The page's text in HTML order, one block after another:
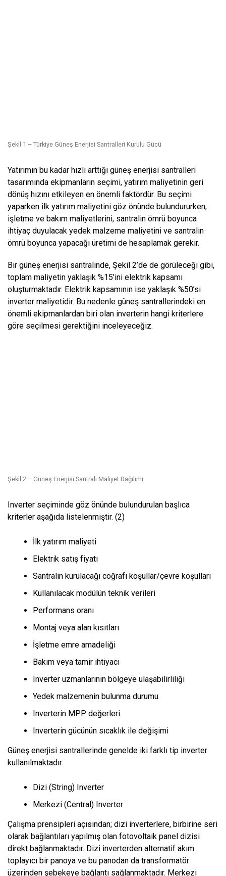
Şekil 1 – Türkiye Güneş Enerjisi Santralleri Kurulu Gücü
Yatırımın bu kadar hızlı arttığı güneş enerjisi santralleri
tasarımında ekipmanların seçimi, yatırım maliyetinin geri
dönüş hızını etkileyen en önemli faktördür. Bu seçimi
yaparken ilk yatırım maliyetini göz önünde bulundururken,
işletme ve bakım maliyetlerini, santralin ömrü boyunca
ihtiyaç duyulacak yedek malzeme maliyetini ve santralin
ömrü boyunca yapacağı üretimi de hesaplamak gerekir.
Bir güneş enerjisi santralinde, Şekil 2’de de görüleceği gibi,
toplam maliyetin yaklaşık %15’ini elektrik kapsamı
oluşturmaktadır. Elektrik kapsamının ise yaklaşık %50’si
inverter maliyetidir. Bu nedenle güneş santrallerindeki en
önemli ekipmanlardan biri olan inverterin hangi kriterlere
göre seçilmesi gerektiğini inceleyeceğiz.
Şekil 2 – Güneş Enerjisi Santrali Maliyet Dağılımı
Inverter seçiminde göz önünde bulundurulan başlıca
kriterler aşağıda listelenmiştir. (2)
İlk yatırım maliyeti
Elektrik satış fiyatı
Santralin kurulacağı coğrafi koşullar/çevre koşulları
Kullanılacak modülün teknik verileri
Performans oranı
Montaj veya alan kısıtları
İşletme emre amadeliği
Bakım veya tamir ihtiyacı
Inverter uzmanlarının bölgeye ulaşabilirliliği
Yedek malzemenin bulunma durumu
Inverterin MPP değerleri
Inverterin gücünün sıcaklık ile değişimi
Güneş enerjisi santrallerinde genelde iki farklı tip inverter
kullanılmaktadır:
Dizi (String) Inverter
Merkezi (Central) Inverter
Çalışma prensipleri açısından; dizi inverterlere, birbirine seri
olarak bağlantıları yapılmış olan fotovoltaik panel dizisi
direkt bağlanmaktadır. Dizi inverterden alternatif akım
toplayıcı bir panoya ve bu panodan da transformatör
üzerinden şebekeye bağlantı sağlanmaktadır. Merkezi